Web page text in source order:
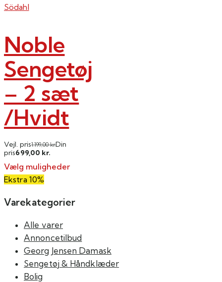
kan
varesiden
Södahl
Noble
Sengetøj
– 2 sæt
/Hvidt
Vejl. pris1.199,00kr.Din
pris699,00 kr.
Vælg muligheder
Dette
har
varianter.
Mulighederne
kan
vælges
Ekstra 10%
Varekategorier
Alle varer
Annoncetilbud
Georg Jensen Damask
Sengetøj & Håndklæder
Bolig